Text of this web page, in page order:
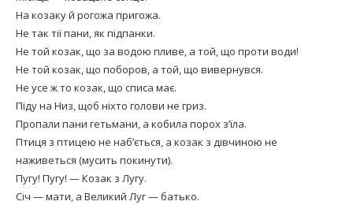
На козаку й рогожа пригожа.
Не так тії пани, як підпанки.
Не той козак, що за водою пливе, а той, що проти води!
Не той козак, що поборов, а той, що вивернувся.
Не усе ж то козак, що списа має.
Піду на Низ, щоб ніхто голови не гриз.
Пропали пани гетьмани, а кобила порох з’їла.
Птиця з птицею не наб’ється, а козак з дівчиною не
наживеться (мусить покинути).
Пугу! Пугу! — Козак з Лугу.
Січ — мати, а Великий Луг — батько.